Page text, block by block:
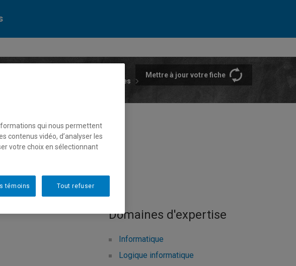
par départements et écoles
Mettre à jour votre fiche
Domaines d'expertise
Informatique
Logique informatique
qui nous permettent
contenus vidéo, d’analyser les
votre choix en sélectionnant
Tout refuser
témoins